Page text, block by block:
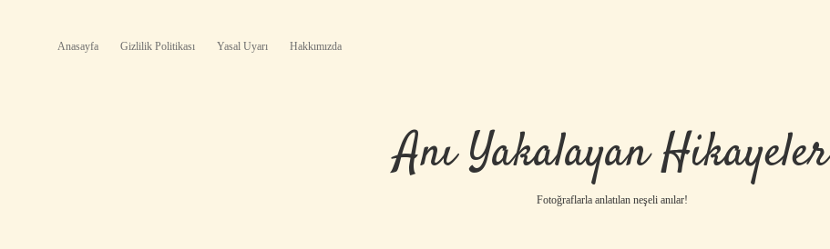
Anasayfa Gizlilik Politikası Yasal Uyarı Hakkımızda
Anı Yakalayan Hikayeler
Fotoğraflarla anlatılan neşeli anılar!